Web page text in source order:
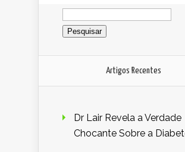
Pesquisar
por:
Artigos Recentes
Dr Lair Revela a Verdade
Chocante Sobre a